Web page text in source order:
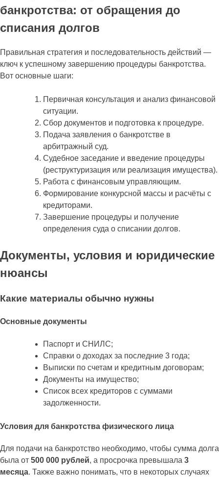
банкротства: от обращения до
списания долгов
Правильная стратегия и последовательность действий —
ключ к успешному завершению процедуры банкротства.
Вот основные шаги:
Первичная консультация и анализ финансовой
ситуации.
Сбор документов и подготовка к процедуре.
Подача заявления о банкротстве в
арбитражный суд.
Судебное заседание и введение процедуры
(реструктуризация или реализация имущества).
Работа с финансовым управляющим.
Формирование конкурсной массы и расчёты с
кредиторами.
Завершение процедуры и получение
определения суда о списании долгов.
Документы, условия и юридические
нюансы
Какие материалы обычно нужны
Основные документы
Паспорт и СНИЛС;
Справки о доходах за последние 3 года;
Выписки по счетам и кредитным договорам;
Документы на имущество;
Список всех кредиторов с суммами
задолженности.
Условия для банкротства физического лица
Для подачи на банкротство необходимо, чтобы сумма долга
была от 500 000 рублей, а просрочка превышала 3
месяца. Также важно понимать, что в некоторых случаях